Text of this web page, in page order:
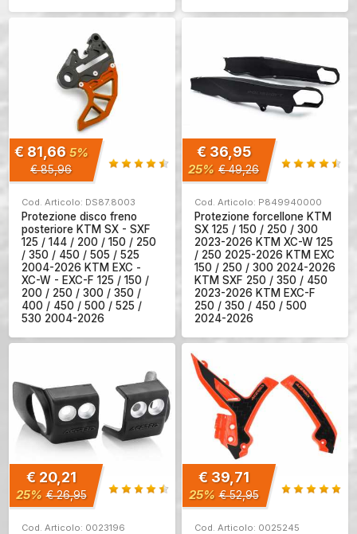
€ 81,66 5%
€ 85,96
Cod. Articolo: DS87.8003
Protezione disco freno
posteriore KTM SX - SXF
125 / 144 / 200 / 150 / 250
/ 350 / 450 / 505 / 525
2004-2026 KTM EXC -
XC-W - EXC-F 125 / 150 /
200 / 250 / 300 / 350 /
400 / 450 / 500 / 525 /
530 2004-2026
€ 36,95
25% € 49,26
Cod. Articolo: P849940000
Protezione forcellone KTM
SX 125 / 150 / 250 / 300
2023-2026 KTM XC-W 125
/ 250 2025-2026 KTM EXC
150 / 250 / 300 2024-2026
KTM SXF 250 / 350 / 450
2023-2026 KTM EXC-F
250 / 350 / 450 / 500
2024-2026
€ 20,21
25% € 26,95
Cod. Articolo: 0023196
€ 39,71
25% € 52,95
Cod. Articolo: 0025245